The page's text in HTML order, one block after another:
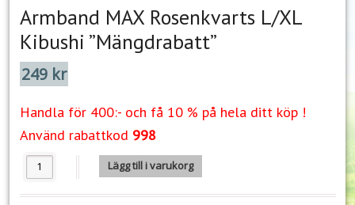
Armband MAX Rosenkvarts L/XL
Kibushi ”Mängdrabatt”
249 kr
Handla för 400:- och få 10 % på hela ditt köp !
Använd rabattkod 998
Armband MAX Rosenkvarts L/XL Kibushi "Mängdrabatt" mängd
Lägg till i varukorg